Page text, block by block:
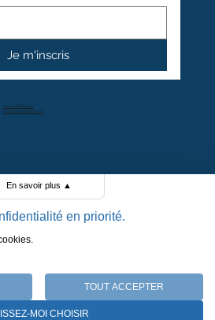
POLITIQUE DE CONFIDENTIALITÉ
+41 27 766 40 40
info@anthamatten.ch
Je m'inscris
4.4
+ de 100 avis clients
En savoir plus ▲
en priorité.
TOUT ACCEPTER
MOI CHOISIR